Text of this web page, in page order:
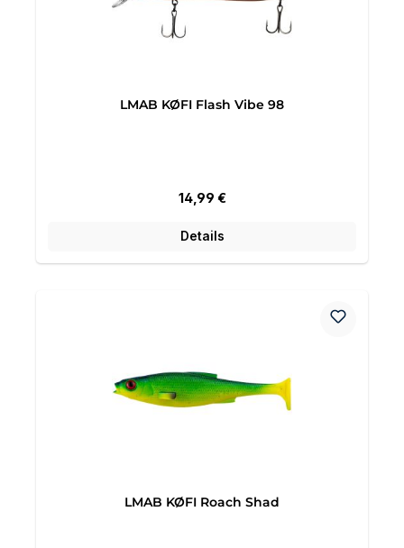
LMAB KØFI Flash Vibe 98
Regulärer Preis:
14,99 €
Details
LMAB KØFI Roach Shad